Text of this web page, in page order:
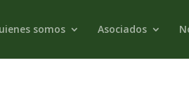
somos Asociados